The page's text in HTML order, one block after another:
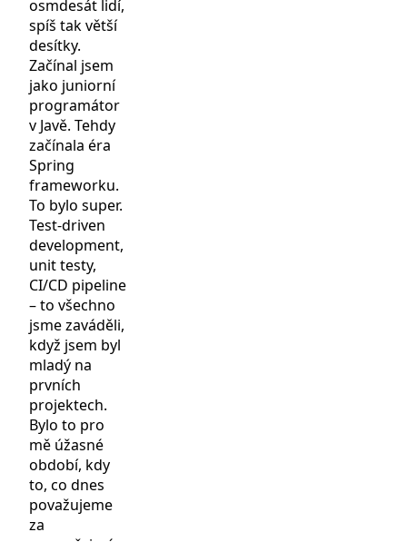
osmdesát lidí,
spíš tak větší
desítky.
Začínal jsem
jako juniorní
programátor
v Javě. Tehdy
začínala éra
Spring
frameworku.
To bylo super.
Test-driven
development,
unit testy,
CI/CD pipeline
– to všechno
jsme zaváděli,
když jsem byl
mladý na
prvních
projektech.
Bylo to pro
mě úžasné
období, kdy
to, co dnes
považujeme
za